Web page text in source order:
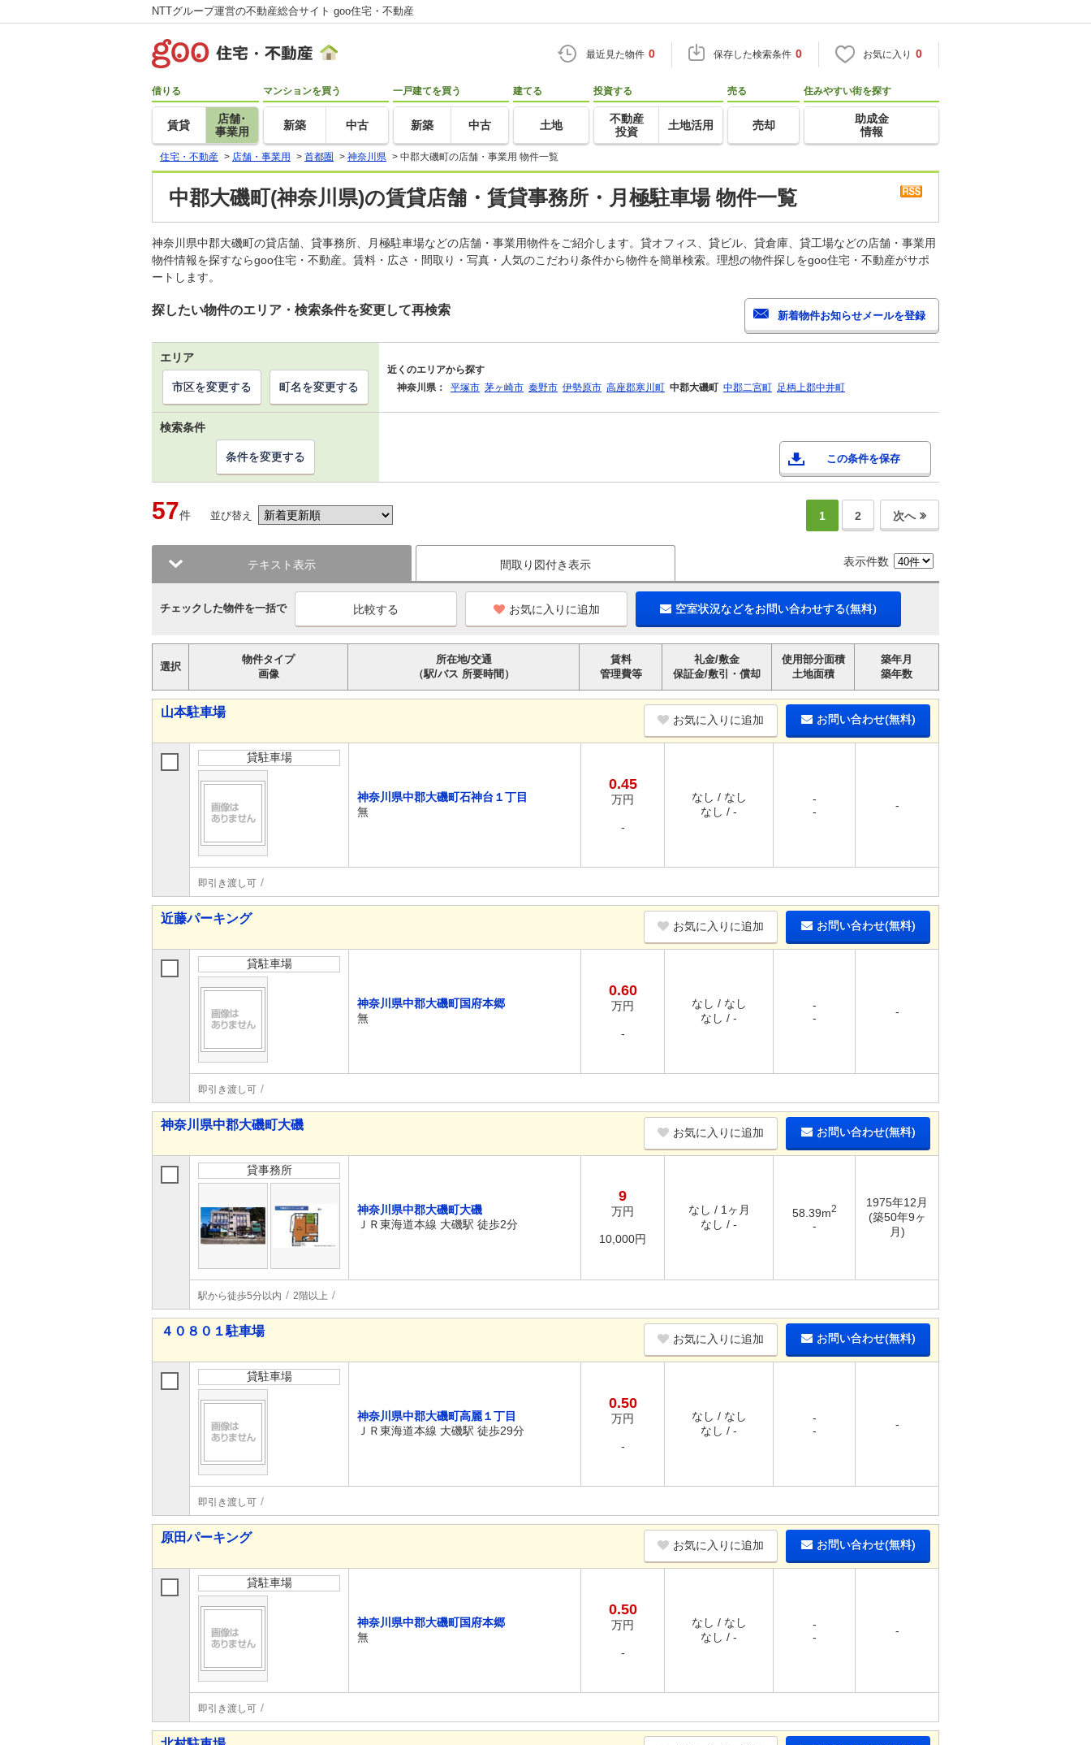
NTTグループ運営の不動産総合サイト goo住宅・不動産
最近見た物件 0 保存した検索条件 0 お気に入り 0
借りる
賃貸
店舗･
事業用
マンションを買う
新築 中古
一戸建てを買う
新築 中古
建てる
土地
投資する
不動産
投資
土地活用
売る
売却
住みやすい街を探す
助成金
情報
住宅・不動産 > 店舗・事業用 > 首都圏 > 神奈川県 > 中郡大磯町の店舗・事業用 物件一覧
中郡大磯町(神奈川県)の賃貸店舗・賃貸事務所・月極駐車場 物件一覧
神奈川県中郡大磯町の貸店舗、貸事務所、月極駐車場などの店舗・事業用物件をご紹介します。貸オフィス、貸ビル、貸倉庫、貸工場などの店舗・事業用
物件情報を探すならgoo住宅・不動産。賃料・広さ・間取り・写真・人気のこだわり条件から物件を簡単検索。理想の物件探しをgoo住宅・不動産がサポ
ートします。
探したい物件のエリア・検索条件を変更して再検索
エリア
近くのエリアから探す
神奈川県：
平塚市 茅ヶ崎市 秦野市 伊勢原市 高座郡寒川町 中郡大磯町 中郡二宮町 足柄上郡中井町
市区を変更する 町名を変更する
検索条件
この条件を保存
条件を変更する
57件 並び替え 1 2 次へ
テキスト表示 間取り図付き表示 表示件数
チェックした物件を一括で お気に入りに追加 空室状況などをお問い合わせする(無料)
選択
物件タイプ
画像
所在地/交通
（駅/バス 所要時間）
賃料
管理費等
礼金/敷金
保証金/敷引・償却
使用部分面積
土地面積
築年月
築年数
山本駐車場
お気に入りに追加 お問い合わせ(無料)
貸駐車場
神奈川県中郡大磯町石神台１丁目
無
0.45
万円
-
なし / なし
なし / -
-
-
-
即引き渡し可
近藤パーキング
お気に入りに追加 お問い合わせ(無料)
貸駐車場
神奈川県中郡大磯町国府本郷
無
0.60
万円
-
なし / なし
なし / -
-
-
-
即引き渡し可
神奈川県中郡大磯町大磯
お気に入りに追加 お問い合わせ(無料)
貸事務所
神奈川県中郡大磯町大磯
ＪＲ東海道本線 大磯駅 徒歩2分
9
万円
10,000円
なし / 1ヶ月
なし / -
58.39m2
-
1975年12月
(築50年9ヶ
月)
駅から徒歩5分以内 2階以上
４０８０１駐車場
お気に入りに追加 お問い合わせ(無料)
貸駐車場
神奈川県中郡大磯町高麗１丁目
ＪＲ東海道本線 大磯駅 徒歩29分
0.50
万円
-
なし / なし
なし / -
-
-
-
即引き渡し可
原田パーキング
お気に入りに追加 お問い合わせ(無料)
貸駐車場
神奈川県中郡大磯町国府本郷
無
0.50
万円
-
なし / なし
なし / -
-
-
-
即引き渡し可